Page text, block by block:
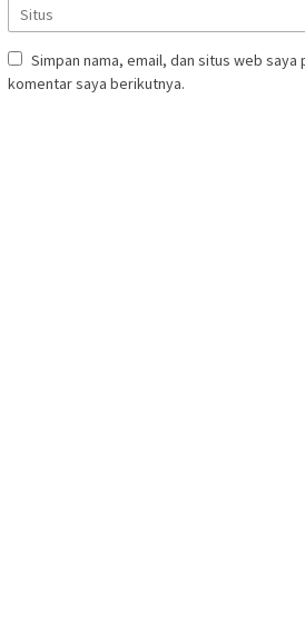
Simpan nama, email, dan situs web saya
komentar saya berikutnya.